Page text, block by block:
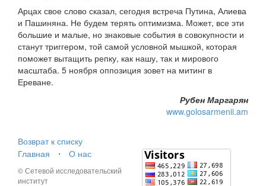
Арцах свое слово сказал, сегодня встреча Путина, Алиева
и Пашиняна. Не будем терять оптимизма. Может, все эти
большие и малые, но знаковые события в совокупности и
станут триггером, той самой условной мышкой, которая
поможет вытащить репку, как нашу, так и мирового
масштаба. 5 ноября оппозиция зовет на митинг в
Ереване.
Рубен Маргарян
www.golosarmenii.am
Возврат к списку
Главная
⋅ О нас
© Сетевой исследовательский
институт